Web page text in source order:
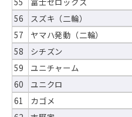
56
スズキ（二輪）
57
ヤマハ発動（二輪）
58
シチズン
59
ユニチャーム
60
ユニクロ
61
カゴメ